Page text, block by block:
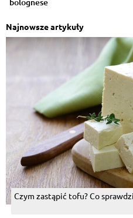
Najnowsze artykuły
Czym zastąpić tofu? Co